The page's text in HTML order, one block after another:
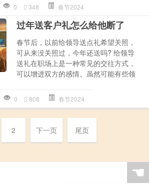
0 348 春节2024
过年送客户礼怎么给他断了
春节后，以前给领导送点礼希望关照，
可从来没关照过，今年还送吗? 给领导
送礼在职场上是一种常见的交往方式，
可以增进双方的感情。虽然可能有些领
0 808 春节2024
2 下一页 尾页
☚